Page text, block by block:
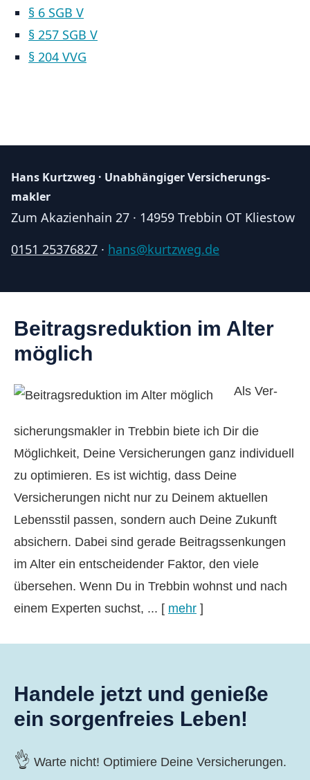
§ 6 SGB V
§ 257 SGB V
§ 204 VVG
Hans Kurtzweg · Unabhängiger Ver­sicherungs­
makler
Zum Akazienhain 27 · 14959 Trebbin OT Kliestow
0151 25376827 · hans@kurtzweg.de
Beitragsreduktion im Alter
möglich
Als Ver­
sicherungs­makler in Trebbin biete ich Dir die
Möglichkeit, Deine Versicherungen ganz individuell
zu optimieren. Es ist wichtig, dass Deine
Versicherungen nicht nur zu Deinem aktuellen
Lebensstil passen, sondern auch Deine Zukunft
absichern. Dabei sind gerade Beitragssenkungen
im Alter ein entscheidender Faktor, den viele
übersehen. Wenn Du in Trebbin wohnst und nach
einem Experten suchst, ... [ mehr ]
Handele jetzt und genieße
ein sorgenfreies Leben!
👌 Warte nicht! Optimiere Deine Versicherungen.